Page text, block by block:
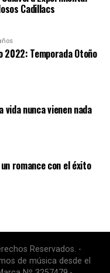
Cadillacs
2022: Temporada Otoño
vida nunca vienen nada
romance con el éxito
Reservados. -
de música desde el